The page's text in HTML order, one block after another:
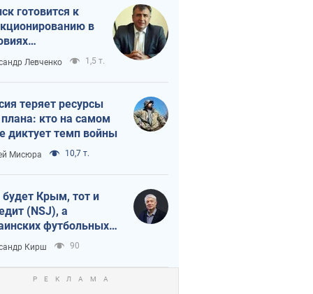
готовится к
в
кризиса
Левченко 1,5 т.
теряет ресурсы
кто на самом
диктует темп войны
Мисюра 10,7 т.
будет Крым, тот и
(NSJ), а
футбольных
могут
убийцами
Кирш 90